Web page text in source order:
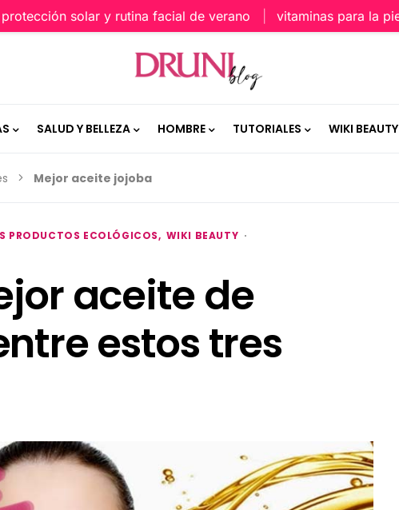
solar y rutina facial de verano vitaminas para la piel
SALUD Y BELLEZA HOMBRE TUTORIALES WIKI BEAUTY
Mejor aceite jojoba
PRODUCTOS ECOLÓGICOS WIKI BEAUTY
aceite de
estos tres